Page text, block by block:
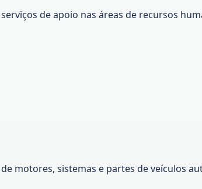
serviços de apoio nas áreas de recursos
de motores, sistemas e partes de veículos